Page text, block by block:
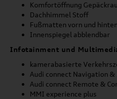
Komfortöffnung
Dachhimmel Stoff
Fußmatten vorn und hinten
Innenspiegel abblendbar
Infotainment und
kamerabasierte
Audi connect Navigation
Audi connect Remote &
MMI experience plus